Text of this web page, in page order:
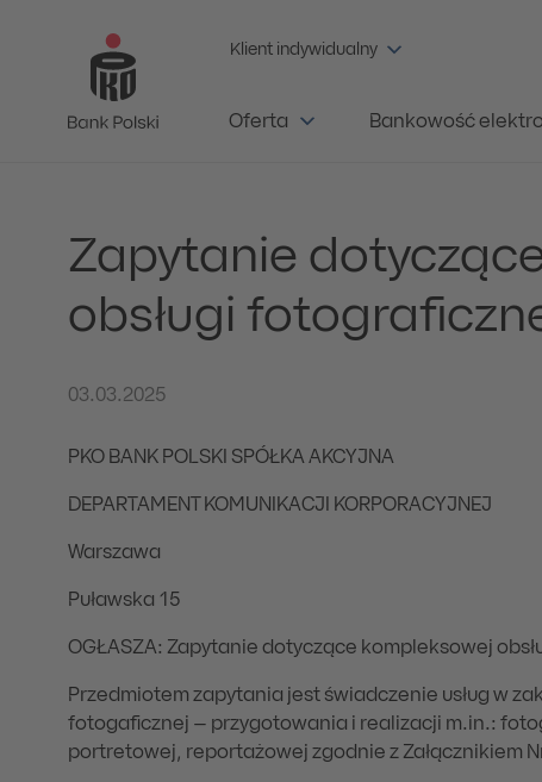
Klient indywidualny
Oferta Bankowość
Zapytanie
obsługi
03.03.2025
PKO BANK POLSKI SPÓŁKA AKCYJNA
DEPARTAMENT KOMUNIKACJI KORPORACYJNEJ
Warszawa
Puławska 15
OGŁASZA: Zapytanie dotyczące kompleksowej
Przedmiotem zapytania jest świadczenie usług w
fotogaficznej – przygotowania i realizacji m.in.:
portretowej, reportażowej zgodnie z Załącznikiem